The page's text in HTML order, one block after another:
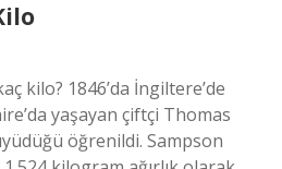
kilo? 1846’da İngiltere’de
yaşayan çiftçi Thomas
öğrenildi. Sampson